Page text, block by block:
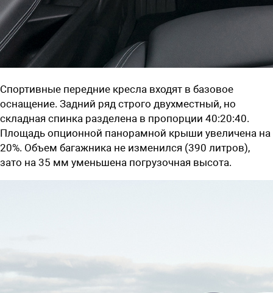
Спортивные передние кресла входят в базовое
оснащение. Задний ряд строго двухместный, но
складная спинка разделена в пропорции 40:20:40.
Площадь опционной панорамной крыши увеличена на
20%. Объем багажника не изменился (390 литров),
зато на 35 мм уменьшена погрузочная высота.